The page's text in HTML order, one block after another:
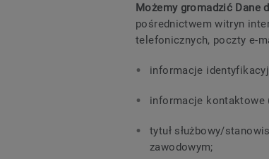
Możemy gromadzić Dane
pośrednictwem witryn
telefonicznych, poczty e-
informacje
informacje kontaktowe
tytuł służbowy/
zawodowym;